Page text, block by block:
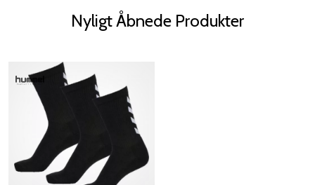
Nyligt Åbnede Produkter